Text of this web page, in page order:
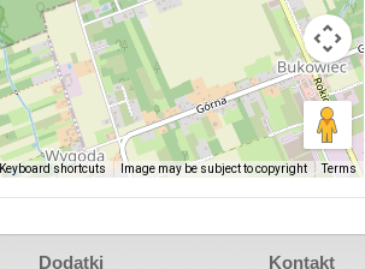
Keyboard shortcuts Image may be subject to copyright Terms
Dodatki Kontakt